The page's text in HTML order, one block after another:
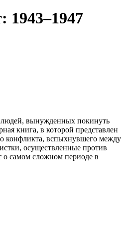
1943–1947
людей, вынужденных покинуть
книга, в которой представлен
конфликта, вспыхнувшего между
осуществленные против
о самом сложном периоде в